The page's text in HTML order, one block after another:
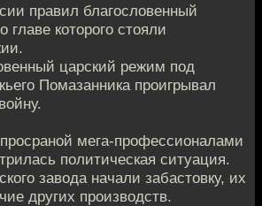
правил благословенный
которого стояли
царский режим под
Помазанника проигрывал
мега-профессионалами
политическая ситуация.
завода начали забастовку, их
других производств.